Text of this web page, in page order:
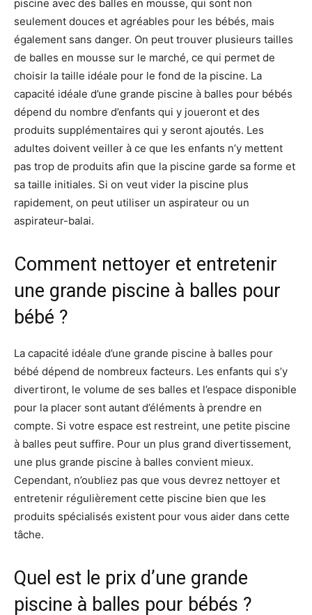
piscine avec des balles en mousse, qui sont non
seulement douces et agréables pour les bébés, mais
également sans danger. On peut trouver plusieurs tailles
de balles en mousse sur le marché, ce qui permet de
choisir la taille idéale pour le fond de la piscine. La
capacité idéale d’une grande piscine à balles pour bébés
dépend du nombre d’enfants qui y joueront et des
produits supplémentaires qui y seront ajoutés. Les
adultes doivent veiller à ce que les enfants n’y mettent
pas trop de produits afin que la piscine garde sa forme et
sa taille initiales. Si on veut vider la piscine plus
rapidement, on peut utiliser un aspirateur ou un
aspirateur-balai.
Comment nettoyer et entretenir
une grande piscine à balles pour
bébé ?
La capacité idéale d’une grande piscine à balles pour
bébé dépend de nombreux facteurs. Les enfants qui s’y
divertiront, le volume de ses balles et l’espace disponible
pour la placer sont autant d’éléments à prendre en
compte. Si votre espace est restreint, une petite piscine
à balles peut suffire. Pour un plus grand divertissement,
une plus grande piscine à balles convient mieux.
Cependant, n’oubliez pas que vous devrez nettoyer et
entretenir régulièrement cette piscine bien que les
produits spécialisés existent pour vous aider dans cette
tâche.
Quel est le prix d’une grande
piscine à balles pour bébés ?